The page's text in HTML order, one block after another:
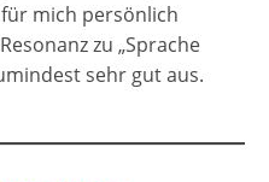
mich persönlich
zu „Sprache
sehr gut aus.